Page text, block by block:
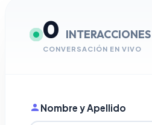
0 INTERACCIONES
CONVERSACIÓN EN VIVO
Nombre y Apellido